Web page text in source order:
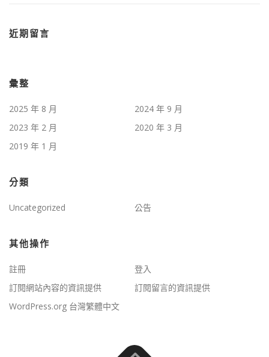
近期留言
彙整
2025 年 8 月
2024 年 9 月
2023 年 2 月
2020 年 3 月
2019 年 1 月
分類
Uncategorized 公告
其他操作
註冊
登入
訂閱網站內容的資訊提供
訂閱留言的資訊提供
WordPress.org 台灣繁體中文